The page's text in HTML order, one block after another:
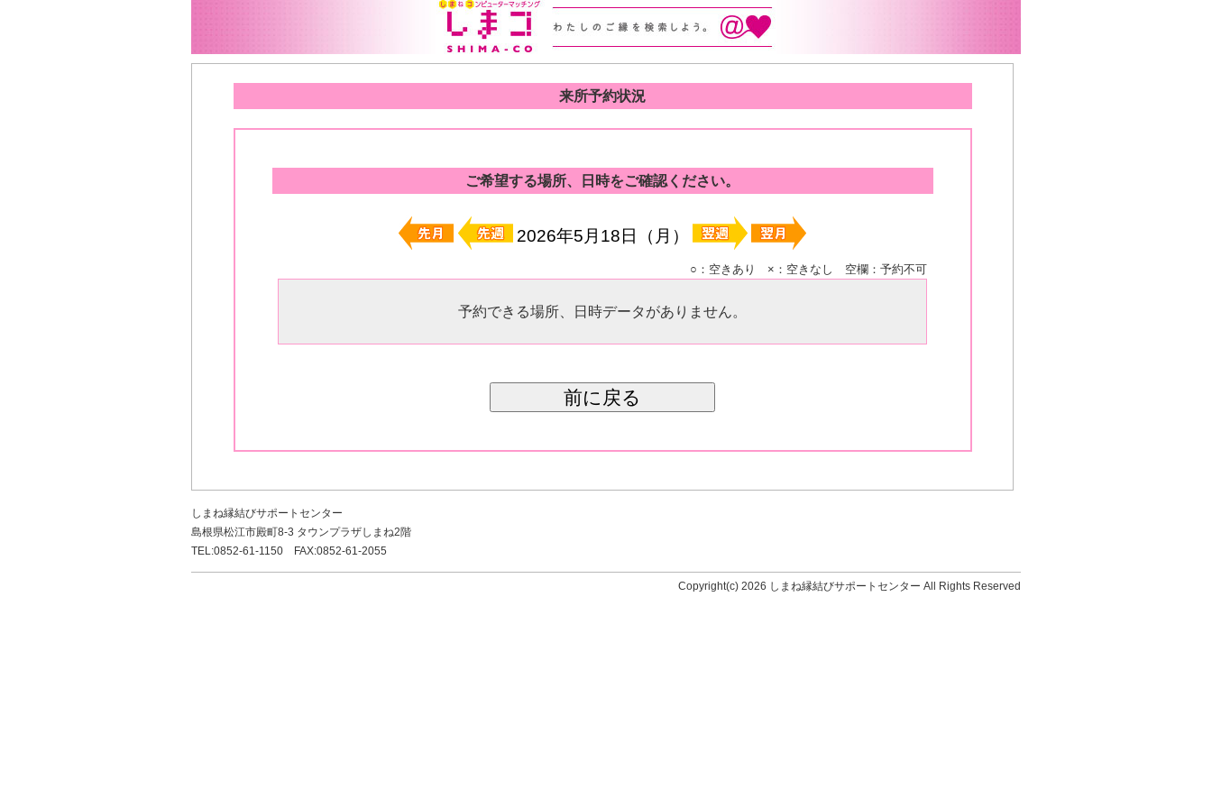
来所予約状況
ご希望する場所、日時をご確認ください。
2026年5月18日（月）
○：空きあり ×：空きなし 空欄：予約不可
予約できる場所、日時データがありません。
しまね縁結びサポートセンター
島根県松江市殿町8-3 タウンプラザしまね2階
TEL:0852-61-1150 FAX:0852-61-2055
Copyright(c) 2026 しまね縁結びサポートセンター All Rights Reserved